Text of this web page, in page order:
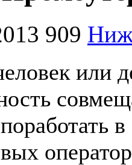
909
или